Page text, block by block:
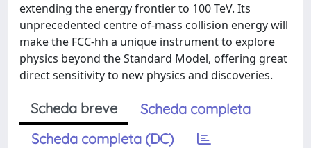
extending the energy frontier to 100 TeV. Its
unprecedented centre of-mass collision energy will
make the FCC-hh a unique instrument to explore
physics beyond the Standard Model, offering great
direct sensitivity to new physics and discoveries.
Scheda breve
Scheda completa
Scheda completa (DC)